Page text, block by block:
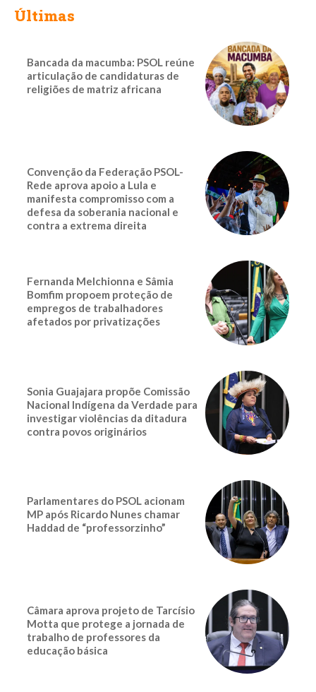
Últimas
Bancada da macumba: PSOL reúne
articulação de candidaturas de
religiões de matriz africana
Convenção da Federação PSOL-
Rede aprova apoio a Lula e
manifesta compromisso com a
defesa da soberania nacional e
contra a extrema direita
Fernanda Melchionna e Sâmia
Bomfim propoem proteção de
empregos de trabalhadores
afetados por privatizações
Sonia Guajajara propõe Comissão
Nacional Indígena da Verdade para
investigar violências da ditadura
contra povos originários
Parlamentares do PSOL acionam
MP após Ricardo Nunes chamar
Haddad de “professorzinho”
Câmara aprova projeto de Tarcísio
Motta que protege a jornada de
trabalho de professores da
educação básica